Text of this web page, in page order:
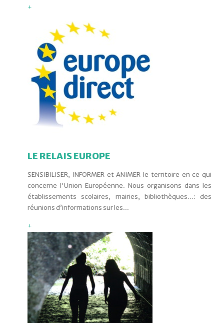
+
LE RELAIS EUROPE
SENSIBILISER, INFORMER et ANIMER le territoire en ce qui
concerne l'Union Européenne. Nous organisons dans les
établissements scolaires, mairies, bibliothèques...: des
réunions d’informations sur les...
+